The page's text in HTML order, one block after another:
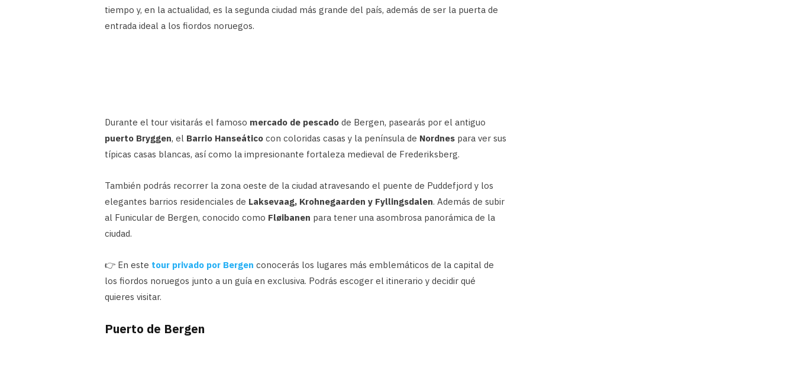
tiempo y, en la actualidad, es la segunda ciudad más grande del país, además de ser la puerta de
entrada ideal a los fiordos noruegos.
Durante el tour visitarás el famoso mercado de pescado de Bergen, pasearás por el antiguo
puerto Bryggen, el Barrio Hanseático con coloridas casas y la península de Nordnes para ver sus
típicas casas blancas, así como la impresionante fortaleza medieval de Frederiksberg.
También podrás recorrer la zona oeste de la ciudad atravesando el puente de Puddefjord y los
elegantes barrios residenciales de Laksevaag, Krohnegaarden y Fyllingsdalen. Además de subir
al Funicular de Bergen, conocido como Fløibanen para tener una asombrosa panorámica de la
ciudad.
👉 En este tour privado por Bergen conocerás los lugares más emblemáticos de la capital de
los fiordos noruegos junto a un guía en exclusiva. Podrás escoger el itinerario y decidir qué
quieres visitar.
Puerto de Bergen